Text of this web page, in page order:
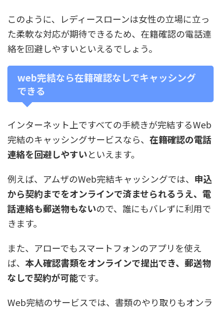
このように、レディースローンは女性の立場に立っ
た柔軟な対応が期待できるため、在籍確認の電話連
絡を回避しやすいといえるでしょう。
web完結なら在籍確認なしでキャッシング
できる
インターネット上ですべての手続きが完結するWeb
完結のキャッシングサービスなら、 在籍確認の電話
連絡を回避しやすいといえます。
例えば、アムザのWeb完結キャッシングでは、 申込
から契約までをオンラインで済ませられるうえ、電
話連絡も郵送物もないので、誰にもバレずに利用で
きます。
また、アローでもスマートフォンのアプリを使え
ば、 本人確認書類をオンラインで提出でき、郵送物
なしで契約が可能です。
Web完結のサービスでは、書類のやり取りもオンラ